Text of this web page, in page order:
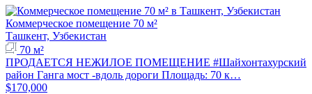
Коммерческое помещение 70 м²
Ташкент, Узбекистан
70 м²
ПРОДАЕТСЯ НЕЖИЛОЕ ПОМЕЩЕНИЕ #Шайхонтахурский
район Ганга мост -вдоль дороги Площадь: 70 к…
$170,000